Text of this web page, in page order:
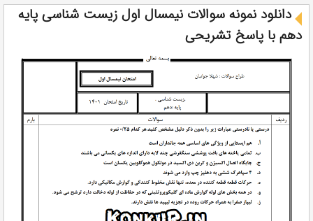
دانلود نمونه سوالات نیمسال اول زیست شناسی پایه
دهم با پاسخ تشریحی